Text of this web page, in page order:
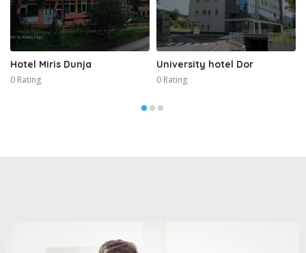
Hotel Miris Dunja
0 Rating
University hotel Dor
0 Rating